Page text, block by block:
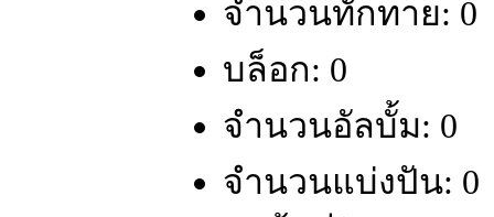
จำนวนทักทาย: 0
บล็อก: 0
จำนวนอัลบั้ม: 0
จำนวนแบ่งปัน: 0